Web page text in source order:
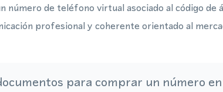
número de teléfono virtual asociado al código
profesional y coherente orientado al
para comprar un número